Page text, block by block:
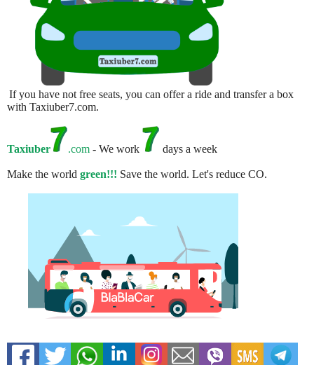
If you have not free seats, you can offer a ride and transfer a box
with Taxiuber7.com.
Taxiuber .com - We work days a week
Make the world green!!! Save the world. Let's reduce CO.